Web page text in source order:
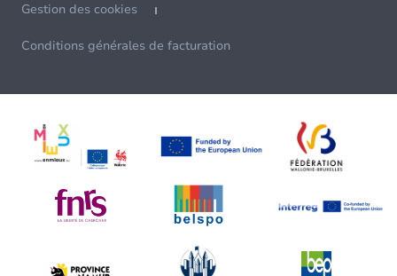
Gestion des cookies
Conditions générales de facturation